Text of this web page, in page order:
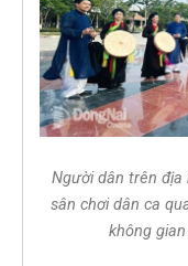
Người dân trên địa
sân chơi dân ca
không